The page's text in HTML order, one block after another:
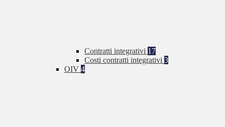
Contratti integrativi 17
Costi contratti integrativi 3
OIV 4